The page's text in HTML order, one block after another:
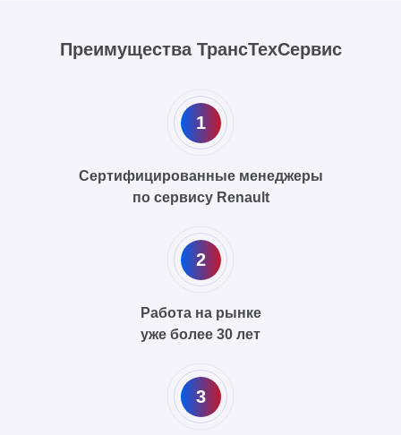
Преимущества ТрансТехСервис
1
Сертифицированные менеджеры
по сервису Renault
2
Работа на рынке
уже более 30 лет
3